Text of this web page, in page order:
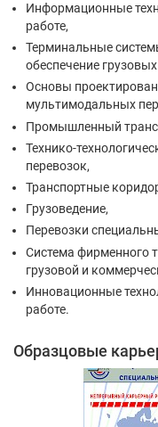
Информационные
работе,
Терминальные
обеспечение
Основы
мультимодальных
Промышленный
Технико-
перевозок,
Транспортные
Грузоведение,
Перевозки
Система фирменного
грузовой и
Инновационные
работе.
Образцовые